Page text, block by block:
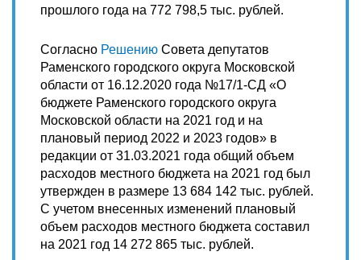
прошлого года на 772 798,5 тыс. рублей.
Согласно Решению Совета депутатов
Раменского городского округа Московской
области от 16.12.2020 года №17/1-СД «О
бюджете Раменского городского округа
Московской области на 2021 год и на
плановый период 2022 и 2023 годов» в
редакции от 31.03.2021 года общий объем
расходов местного бюджета на 2021 год был
утвержден в размере 13 684 142 тыс. рублей.
С учетом внесенных изменений плановый
объем расходов местного бюджета составил
на 2021 год 14 272 865 тыс. рублей.